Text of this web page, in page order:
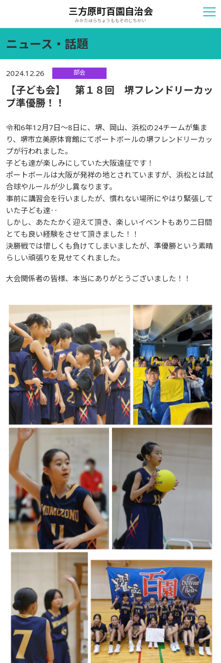
三方原町百園自治会
みかたはらちょうももぞのじちかい
ニュース・話題
2024.12.26 部会
【子ども会】 第１８回 堺フレンドリーカッ
プ準優勝！！
令和6年12月7日〜8日に、 堺、岡山、浜松の24チームが集ま
り、堺市立美原体育館にてポートボールの堺フ レンドリーカッ
プが行われました。
子ども達が楽しみにしていた大阪遠征です！
ポートボールは大阪が発祥の地とされていますが、浜松とは試
合球やルールが少し異なります。
事前に講習会を行いましたが、慣れない場所にやはり緊張して
いた子ども達‥
しかし、あたたかく迎えて頂き、楽しいイベントもあり二日間
とても良い経験をさせて頂きました！！
決勝戦では惜しくも負けてしまいましたが、準優勝という素晴
らしい頑張りを見せてくれました。
大会関係者の皆様、本当にありがとうございました！！